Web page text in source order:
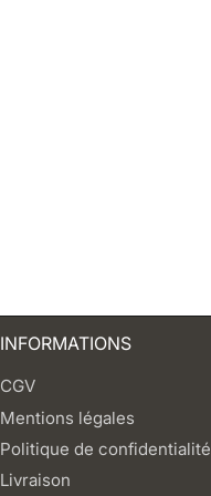
INFORMATIONS
CGV
Mentions légales
Politique de confidentialité
Livraison